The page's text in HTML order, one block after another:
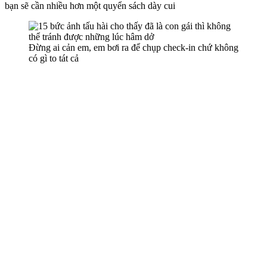
bạn sẽ cần nhiều hơn một quyển sách dày cui
Đừng ai cản em, em bơi ra để chụp check-in chứ không
có gì to tát cả